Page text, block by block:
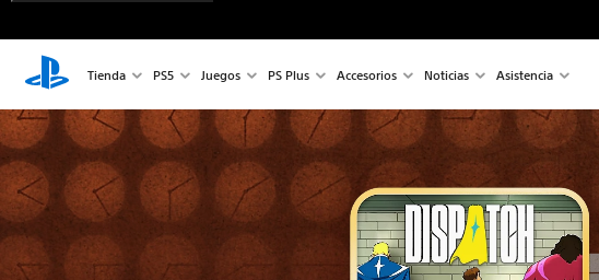
Tienda PS5 Juegos PS Plus Accesorios Noticias Asistencia